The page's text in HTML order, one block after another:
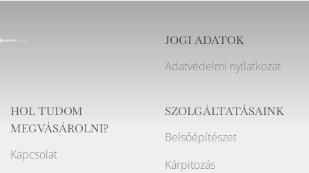
JOGI ADATOK
Adatvédelmi nyilatkozat
HOL TUDOM
MEGVÁSÁROLNI?
Kapcsolat
SZOLGÁLTATÁSAINK
Belsőépítészet
Kárpitozás